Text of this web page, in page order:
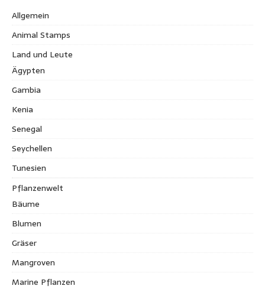
Allgemein
Animal Stamps
Land und Leute
Ägypten
Gambia
Kenia
Senegal
Seychellen
Tunesien
Pflanzenwelt
Bäume
Blumen
Gräser
Mangroven
Marine Pflanzen